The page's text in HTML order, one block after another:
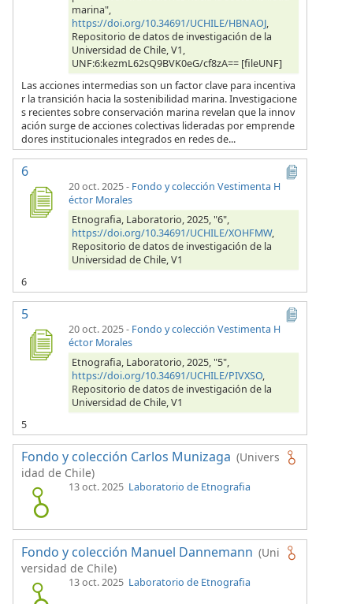
marina",
https://doi.org/10.34691/UCHILE/HBNAOJ,
Repositorio de datos de investigación de la
Universidad de Chile, V1,
UNF:6:kezmL62sQ9BVK0eG/cf8zA== [fileUNF]
Las acciones intermedias son un factor clave para incentiva
r la transición hacia la sostenibilidad marina. Investigacione
s recientes sobre conservación marina revelan que la innov
ación surge de acciones colectivas lideradas por emprende
dores institucionales integrados en redes de...
6
20 oct. 2025- Fondo y colección Vestimenta H
éctor Morales
Etnografia, Laboratorio, 2025, "6",
https://doi.org/10.34691/UCHILE/XOHFMW,
Repositorio de datos de investigación de la
Universidad de Chile, V1
6
5
20 oct. 2025- Fondo y colección Vestimenta H
éctor Morales
Etnografia, Laboratorio, 2025, "5",
https://doi.org/10.34691/UCHILE/PIVXSO,
Repositorio de datos de investigación de la
Universidad de Chile, V1
5
Fondo y colección Carlos Munizaga (Univers
idad de Chile)
13 oct. 2025 Laboratorio de Etnografia
Fondo y colección Manuel Dannemann (Uni
versidad de Chile)
13 oct. 2025 Laboratorio de Etnografia